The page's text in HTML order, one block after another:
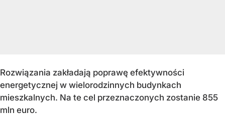
Rozwiązania zakładają poprawę efektywności
energetycznej w wielorodzinnych budynkach
mieszkalnych. Na te cel przeznaczonych zostanie 855
mln euro.